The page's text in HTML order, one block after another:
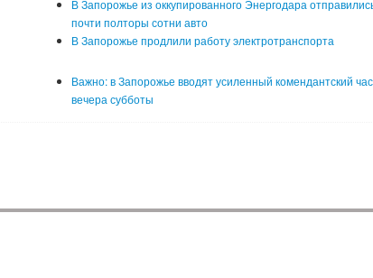
В Запорожье из оккупированного Энергодара
почти полторы сотни авто
В Запорожье продлили работу электротранспорта
Важно: в Запорожье вводят усиленный комендантский
вечера субботы